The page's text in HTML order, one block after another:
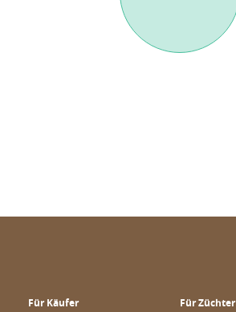
Für Käufer Für Züchter